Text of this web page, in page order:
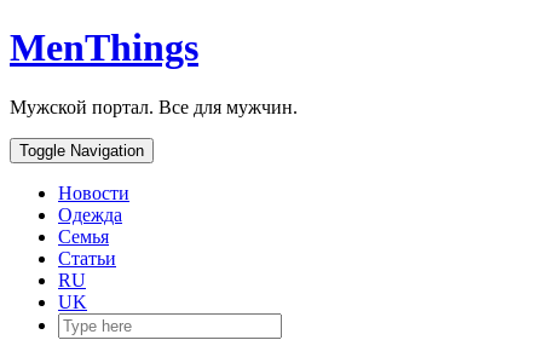
MenThings
Мужской портал. Все для мужчин.
Toggle Navigation
Новости
Одежда
Семья
Статьи
RU
UK